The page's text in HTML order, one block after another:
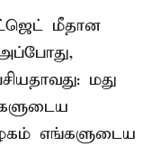
மீதான
மது
எங்களுடைய